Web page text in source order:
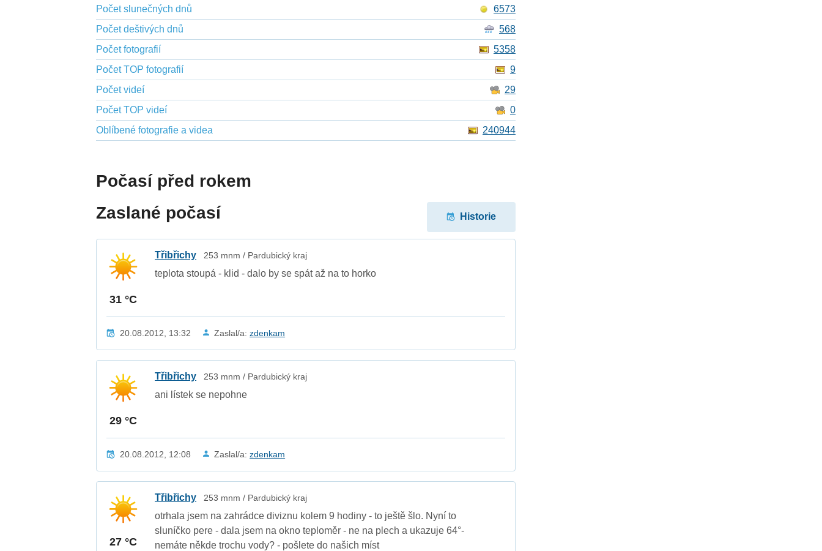
Počet slunečných dnů
6573
Počet deštivých dnů
568
Počet fotografií
5358
Počet TOP fotografií
9
Počet videí
29
Počet TOP videí
0
Oblíbené fotografie a videa
240944
Počasí před rokem
Zaslané počasí
Historie
31 °C
Třibřichy 253 mnm / Pardubický kraj
teplota stoupá - klid - dalo by se spát až na to horko
20.08.2012, 13:32 Zaslal/a:zdenkam
29 °C
Třibřichy 253 mnm / Pardubický kraj
ani lístek se nepohne
20.08.2012, 12:08 Zaslal/a:zdenkam
27 °C
Třibřichy 253 mnm / Pardubický kraj
otrhala jsem na zahrádce diviznu kolem 9 hodiny - to ještě šlo. Nyní to
sluníčko pere - dala jsem na okno teploměr - ne na plech a ukazuje 64°-
nemáte někde trochu vody? - pošlete do našich míst